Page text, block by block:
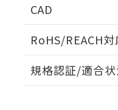
CAD
RoHS/REACH
EU RoHS 注意事
規格認証/適合